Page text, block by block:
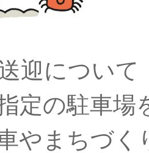
迎について
定の駐車
やまちづ